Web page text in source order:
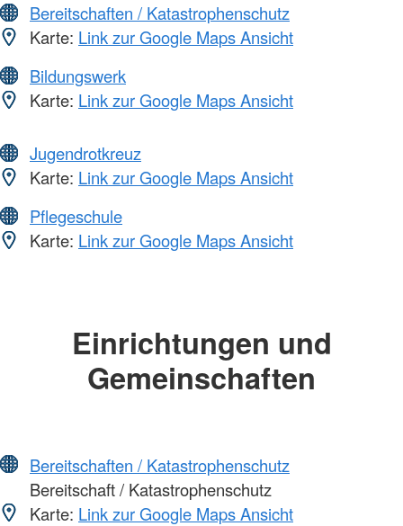
Bereitschaften / Katastrophenschutz
Karte: Link zur Google Maps Ansicht
Bildungswerk
Karte: Link zur Google Maps Ansicht
Jugendrotkreuz
Karte: Link zur Google Maps Ansicht
Pflegeschule
Karte: Link zur Google Maps Ansicht
Einrichtungen und
Gemeinschaften
Bereitschaften / Katastrophenschutz
Bereitschaft / Katastrophenschutz
Karte: Link zur Google Maps Ansicht